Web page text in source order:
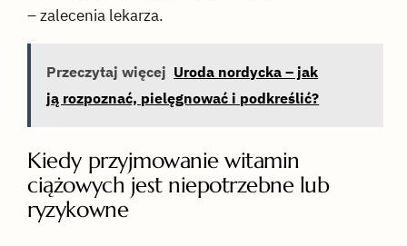
– zalecenia lekarza.
Przeczytaj więcej Uroda nordycka – jak
ją rozpoznać, pielęgnować i podkreślić?
Kiedy przyjmowanie witamin
ciążowych jest niepotrzebne lub
ryzykowne